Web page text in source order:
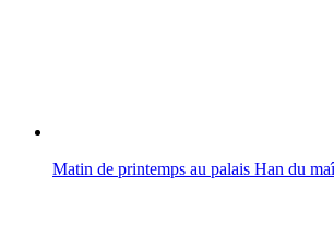
Matin de printemps au palais Han du